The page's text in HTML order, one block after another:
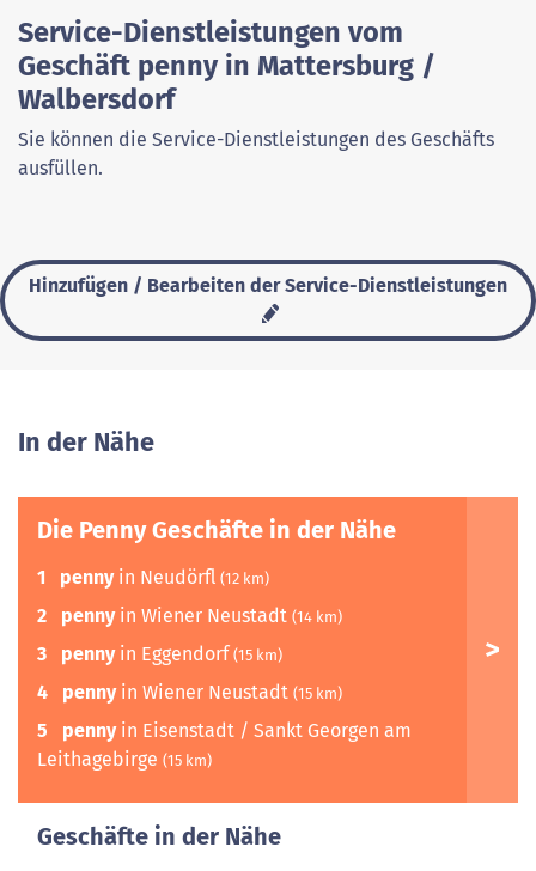
Service-Dienstleistungen vom
Geschäft penny in Mattersburg /
Walbersdorf
Sie können die Service-Dienstleistungen des Geschäfts
ausfüllen.
Hinzufügen / Bearbeiten der Service-Dienstleistungen
In der Nähe
Die Penny Geschäfte in der Nähe
1 pennyin Neudörfl (12 km)
2 pennyin Wiener Neustadt (14 km)
3 pennyin Eggendorf (15 km)
4 pennyin Wiener Neustadt (15 km)
5 pennyin Eisenstadt / Sankt Georgen am
Leithagebirge (15 km)
Geschäfte in der Nähe